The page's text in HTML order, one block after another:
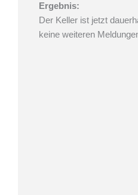
Ergebnis:
Der Keller ist jetzt
keine weiteren